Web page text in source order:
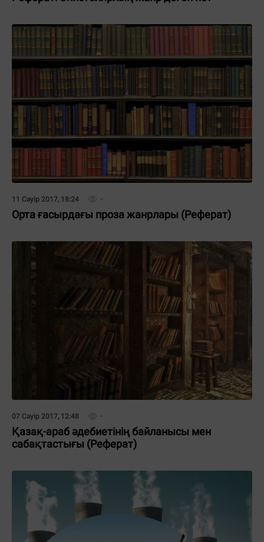
11 Сәуір 2017, 18:24
Орта ғасырдағы проза жанрлары (Реферат)
07 Сәуір 2017, 12:48
Қaзaқ-apaб әдeбиeтінің бaйлaныcы мeн
caбaқтacтығы (Реферат)